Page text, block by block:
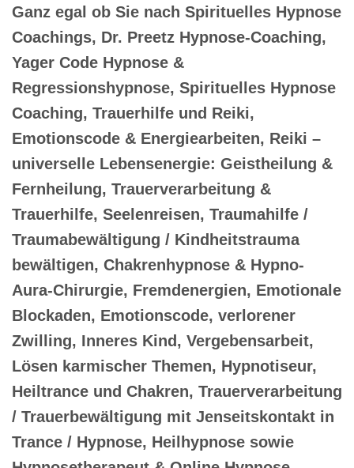
Ganz egal ob Sie nach Spirituelles Hypnose
Coachings, Dr. Preetz Hypnose-Coaching,
Yager Code Hypnose &
Regressionshypnose, Spirituelles Hypnose
Coaching, Trauerhilfe und Reiki,
Emotionscode & Energiearbeiten, Reiki –
universelle Lebensenergie: Geistheilung &
Fernheilung, Trauerverarbeitung &
Trauerhilfe, Seelenreisen, Traumahilfe /
Traumabewältigung / Kindheitstrauma
bewältigen, Chakrenhypnose & Hypno-
Aura-Chirurgie, Fremdenergien, Emotionale
Blockaden, Emotionscode, verlorener
Zwilling, Inneres Kind, Vergebensarbeit,
Lösen karmischer Themen, Hypnotiseur,
Heiltrance und Chakren, Trauerverarbeitung
/ Trauerbewältigung mit Jenseitskontakt in
Trance / Hypnose, Heilhypnose sowie